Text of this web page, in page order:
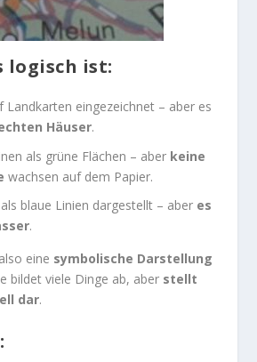
logisch ist:
Landkarten eingezeichnet – aber es
Häuser.
als grüne Flächen – aber keine
wachsen auf dem Papier.
blaue Linien dargestellt – aber es
.
eine symbolische Darstellung
bildet viele Dinge ab, aber stellt
dar.